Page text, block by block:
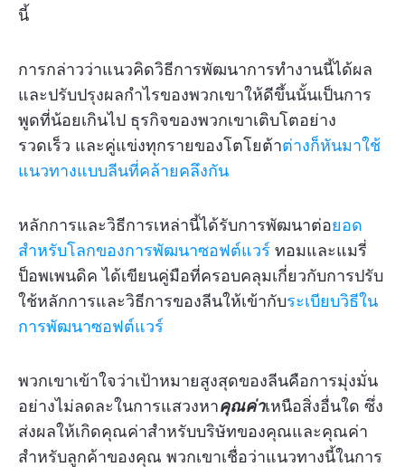
นี้
การกล่าวว่าแนวคิดวิธีการพัฒนาการทำงานนี้ได้ผล
และปรับปรุงผลกำไรของพวกเขาให้ดีขึ้นนั้นเป็นการ
พูดที่น้อยเกินไป ธุรกิจของพวกเขาเติบโตอย่าง
รวดเร็ว และคู่แข่งทุกรายของโตโยต้าต่างก็หันมาใช้
แนวทางแบบลีนที่คล้ายคลึงกัน
หลักการและวิธีการเหล่านี้ได้รับการพัฒนาต่อยอด
สำหรับโลกของการพัฒนาซอฟต์แวร์ ทอมและแมรี่
ป็อพเพนดิค ได้เขียนคู่มือที่ครอบคลุมเกี่ยวกับการปรับ
ใช้หลักการและวิธีการของลีนให้เข้ากับระเบียบวิธีใน
การพัฒนาซอฟต์แวร์
พวกเขาเข้าใจว่าเป้าหมายสูงสุดของลีนคือการมุ่งมั่น
อย่างไม่ลดละในการแสวงหาคุณค่าเหนือสิ่งอื่นใด ซึ่ง
ส่งผลให้เกิดคุณค่าสำหรับบริษัทของคุณและคุณค่า
สำหรับลูกค้าของคุณ พวกเขาเชื่อว่าแนวทางนี้ในการ